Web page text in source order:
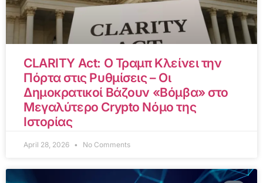
CLARITY Act: Ο Τραμπ Κλείνει την
Πόρτα στις Ρυθμίσεις – Οι
Δημοκρατικοί Βάζουν «Βόμβα» στο
Μεγαλύτερο Crypto Νόμο της
Ιστορίας
April 28, 2026 No Comments